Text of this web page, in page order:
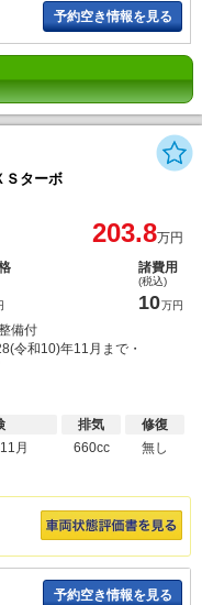
予約空き情報を見る
Ｓターボ
203.8万円
諸費用
(税込)
10万円
備付
令和10)年11月まで・
月
排気
660cc
修復
無し
予約空き情報を見る